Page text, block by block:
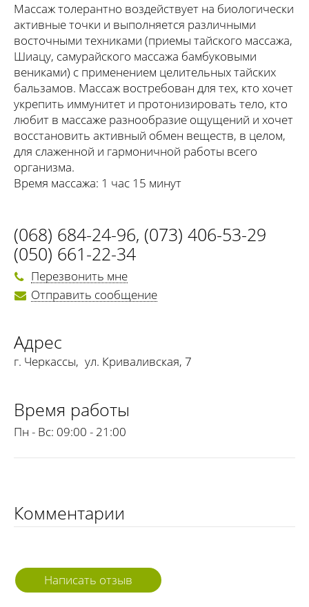
Массаж толерантно воздействует на биологически
активные точки и выполняется различными
восточными техниками (приемы тайского массажа,
Шиацу, самурайского массажа бамбуковыми
вениками) с применением целительных тайских
бальзамов. Массаж востребован для тех, кто хочет
укрепить иммунитет и протонизировать тело, кто
любит в массаже разнообразие ощущений и хочет
восстановить активный обмен веществ, в целом,
для слаженной и гармоничной работы всего
организма.
Время массажа: 1 час 15 минут
(068) 684-24-96, (073) 406-53-29
(050) 661-22-34
Перезвонить мне
Отправить сообщение
Адрес
г. Черкассы, ул. Криваливская, 7
Время работы
Пн - Вс: 09:00 - 21:00
Комментарии
Написать отзыв